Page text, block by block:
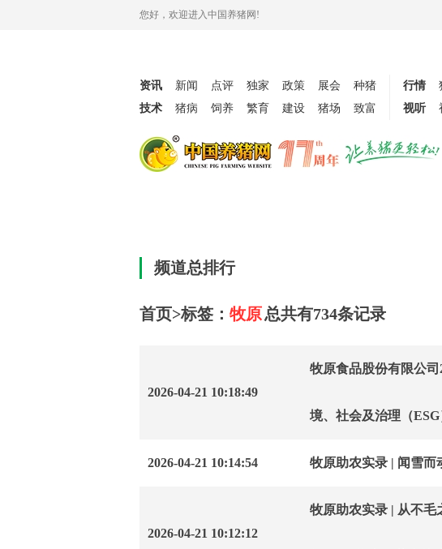
您好，欢迎进入中国养猪网!
资讯 新闻 点评 独家 政策 展会
种猪
技术
猪病 饲养 繁育 建设 猪场 致富
行情
视听
频道总排行
首页>标签： 牧原总共有734条记录
2026-04-21 10:18:49
牧原食品股份有限公
境、社会及治理（
2026-04-21 10:14:54 牧原助农实录 | 闻雪而
2026-04-21 10:12:12
牧原助农实录 | 从不